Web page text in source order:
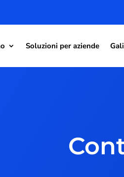
Soluzioni per aziende